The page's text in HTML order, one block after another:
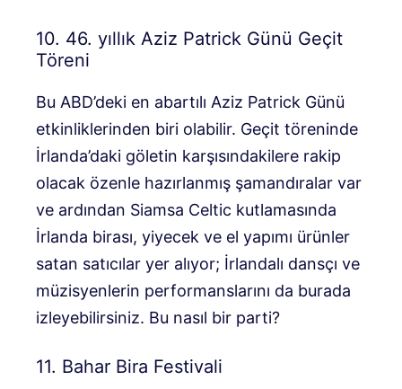
10. 46. yıllık Aziz Patrick Günü Geçit
Töreni
Bu ABD’deki en abartılı Aziz Patrick Günü
etkinliklerinden biri olabilir. Geçit töreninde
İrlanda’daki göletin karşısındakilere rakip
olacak özenle hazırlanmış şamandıralar var
ve ardından Siamsa Celtic kutlamasında
İrlanda birası, yiyecek ve el yapımı ürünler
satan satıcılar yer alıyor; İrlandalı dansçı ve
müzisyenlerin performanslarını da burada
izleyebilirsiniz. Bu nasıl bir parti?
11. Bahar Bira Festivali